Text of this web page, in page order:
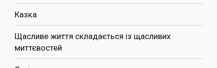
Казка
Щасливе життя складається із щасливих
миттєвостей